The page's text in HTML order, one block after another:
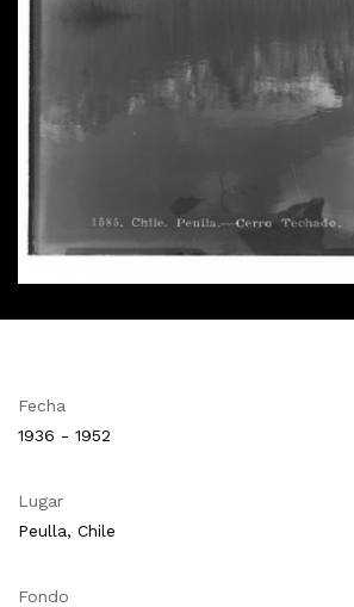
Fecha
1936 - 1952
Lugar
Peulla, Chile
Fondo